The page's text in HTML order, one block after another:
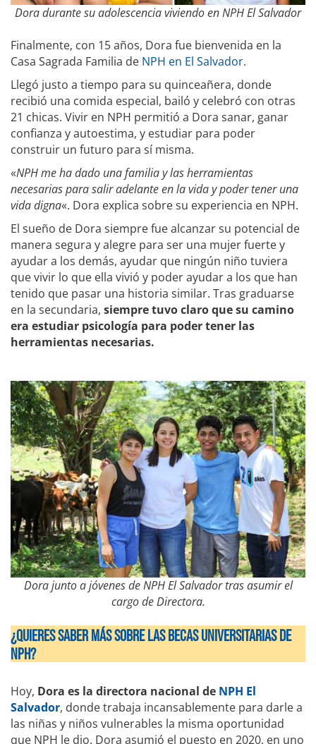
Dora durante su adolescencia viviendo en NPH El Salvador
Finalmente, con 15 años, Dora fue bienvenida en la
Casa Sagrada Familia de NPH en El Salvador.
Llegó justo a tiempo para su quinceañera, donde
recibió una comida especial, bailó y celebró con otras
21 chicas. Vivir en NPH permitió a Dora sanar, ganar
confianza y autoestima, y ​​estudiar para poder
construir un futuro para sí misma.
«NPH me ha dado una familia y las herramientas
necesarias para salir adelante en la vida y poder tener una
vida digna«. Dora explica sobre su experiencia en NPH.
El sueño de Dora siempre fue alcanzar su potencial de
manera segura y alegre para ser una mujer fuerte y
ayudar a los demás, ayudar que ningún niño tuviera
que vivir lo que ella vivió y poder ayudar a los que han
tenido que pasar una historia similar. Tras graduarse
en la secundaria, siempre tuvo claro que su camino
era estudiar psicología para poder tener las
herramientas necesarias.
Dora junto a jóvenes de NPH El Salvador tras asumir el
cargo de Directora.
¿QUIERES SABER MÁS SOBRE LAS BECAS UNIVERSITARIAS DE
NPH?
Hoy, Dora es la directora nacional de NPH El
Salvador, donde trabaja incansablemente para darle a
las niñas y niños vulnerables la misma oportunidad
que NPH le dio. Dora asumió el puesto en 2020, en uno